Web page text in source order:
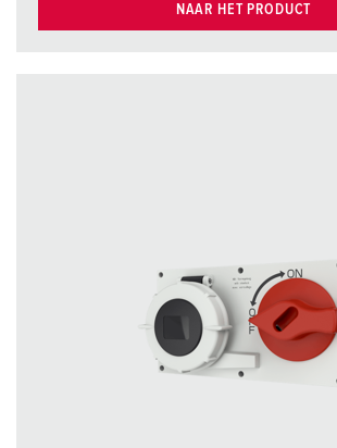
NAAR HET PRODUCT